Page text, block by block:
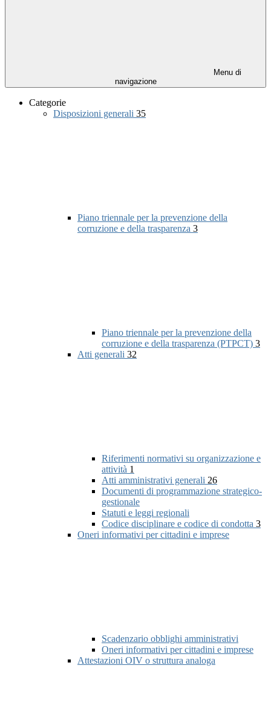
Menu di
navigazione
Categorie
Disposizioni generali 35
Piano triennale per la prevenzione della
corruzione e della trasparenza 3
Piano triennale per la prevenzione della
corruzione e della trasparenza (PTPCT) 3
Atti generali 32
Riferimenti normativi su organizzazione e
attività 1
Atti amministrativi generali 26
Documenti di programmazione strategico-
gestionale
Statuti e leggi regionali
Codice disciplinare e codice di condotta 3
Oneri informativi per cittadini e imprese
Scadenzario obblighi amministrativi
Oneri informativi per cittadini e imprese
Attestazioni OIV o struttura analoga